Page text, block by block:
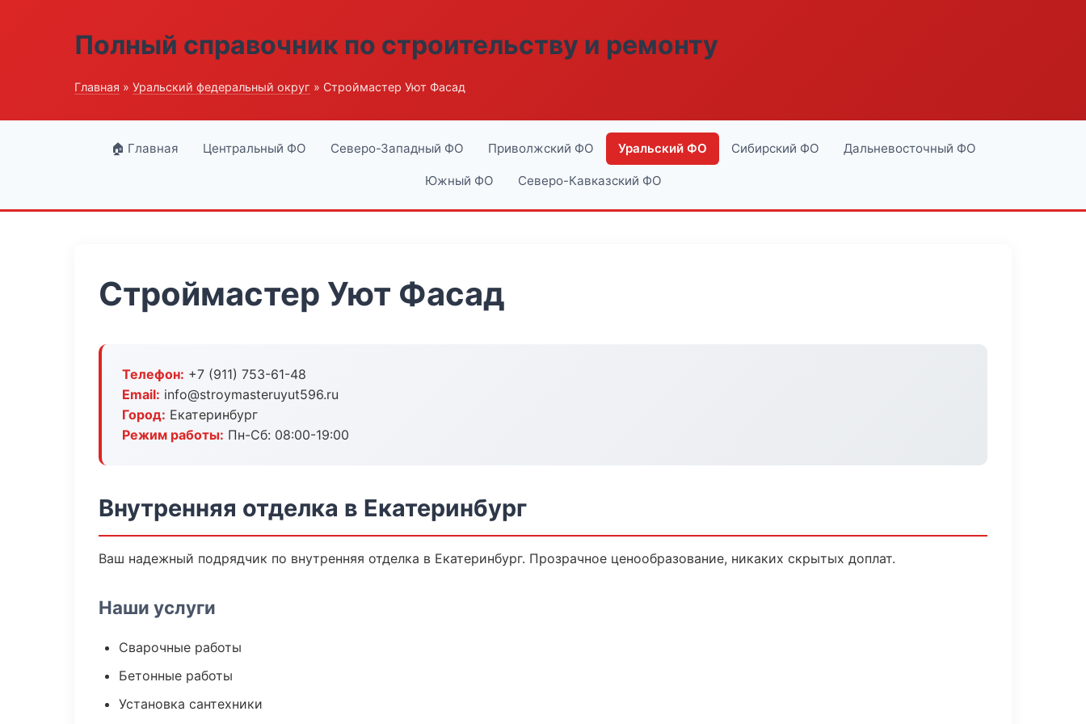
Полный справочник по строительству и ремонту
Главная » Уральский федеральный округ » Строймастер Уют Фасад
🏠 Главная Центральный ФО Северо-Западный ФО Приволжский ФО Уральский ФО Сибирский ФО Дальневосточный ФО
Южный ФО Северо-Кавказский ФО
Строймастер Уют Фасад
Телефон: +7 (911) 753-61-48
Email: info@stroymasteruyut596.ru
Город: Екатеринбург
Режим работы: Пн-Сб: 08:00-19:00
Внутренняя отделка в Екатеринбург
Ваш надежный подрядчик по внутренняя отделка в Екатеринбург. Прозрачное ценообразование, никаких скрытых доплат.
Наши услуги
Сварочные работы
Бетонные работы
Установка сантехники